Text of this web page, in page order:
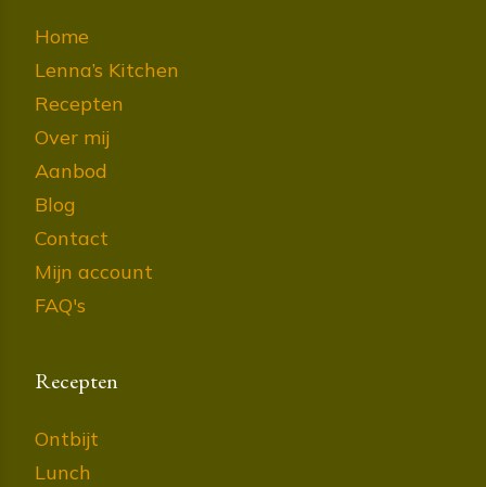
Home
Lenna’s Kitchen
Recepten
Over mij
Aanbod
Blog
Contact
Mijn account
FAQ's
Recepten
Ontbijt
Lunch